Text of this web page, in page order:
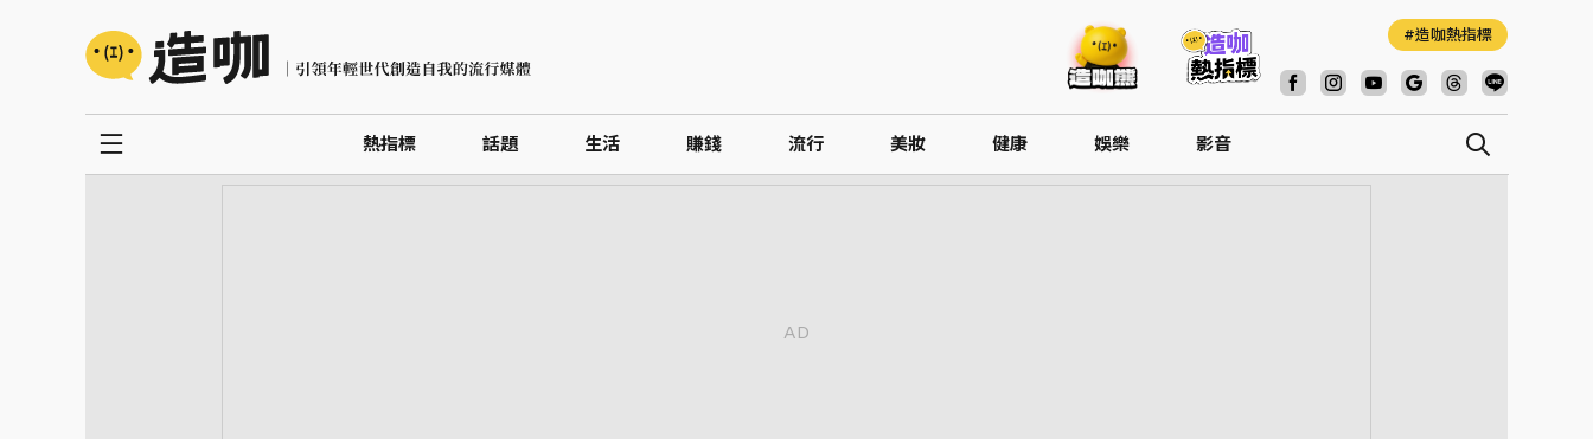
造咖熱指標
熱指標 話題 生活 賺錢 流行 美妝 健康 娛樂 影音